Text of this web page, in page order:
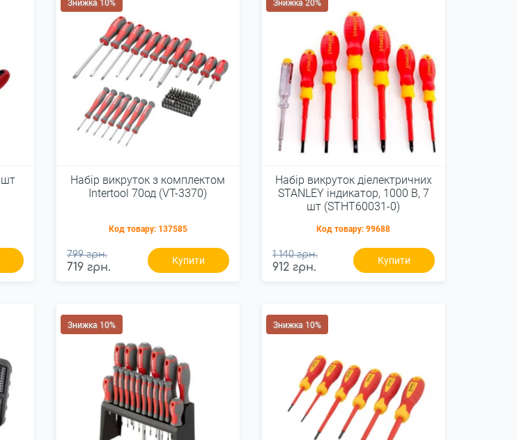
Знижка 10%
Набір викруток з комплектом
Intertool 70од (VT-3370)
Код товару: 137585
799 грн.
719 грн.
Купити
Знижка 20%
Набір викруток діелектричних
STANLEY індикатор, 1000 В, 7
шт (STHT60031-0)
Код товару:99688
1 140 грн.
912 грн.
Купити
Знижка 10% Знижка 10%